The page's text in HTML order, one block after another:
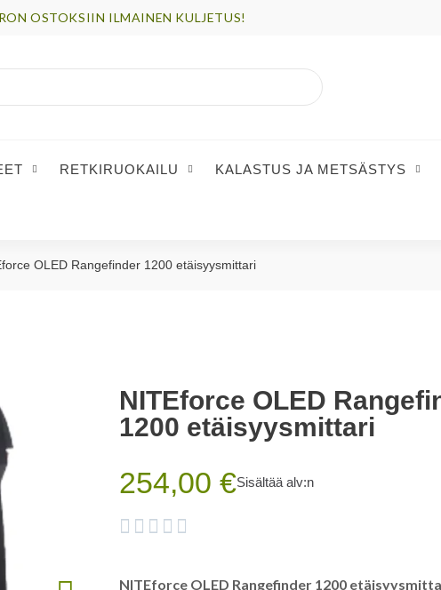
OSTOKSIIN ILMAINEN KULJETUS!
RETKIRUOKAILU KALASTUS JA METSÄSTYS
OLED Rangefinder 1200 etäisyysmittari
NITEforce OLED
1200 etäisyysmittari
254,00 €Sisältää alv:n
    
NITEforce OLED Rangefinder 1200